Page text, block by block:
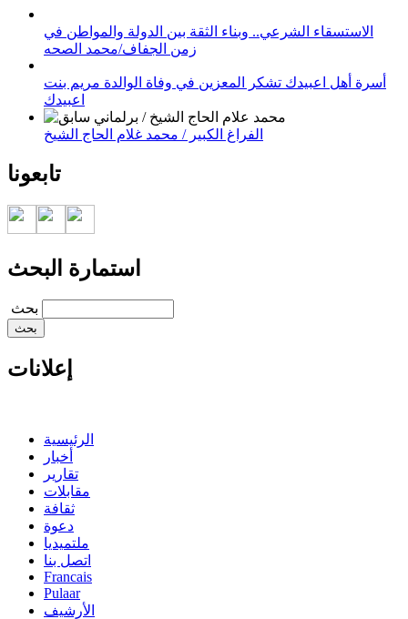
الاستسقاء الشرعي.. وبناء الثقة بين الدولة والمواطن في
زمن الجفاف/محمد الصحه
أسرة أهل اعبيدك تشكر المعزين في وفاة الوالدة مريم بنت
اعبيدك
الفراغ الكبير / محمد غلام الحاج الشيخ
تابعونا
استمارة البحث
‏بحث ‏
إعلانات
الرئيسية
أخبار
تقارير
مقابلات
ثقافة
دعوة
ملتميديا
اتصل بنا
Francais
Pulaar
الأرشيف